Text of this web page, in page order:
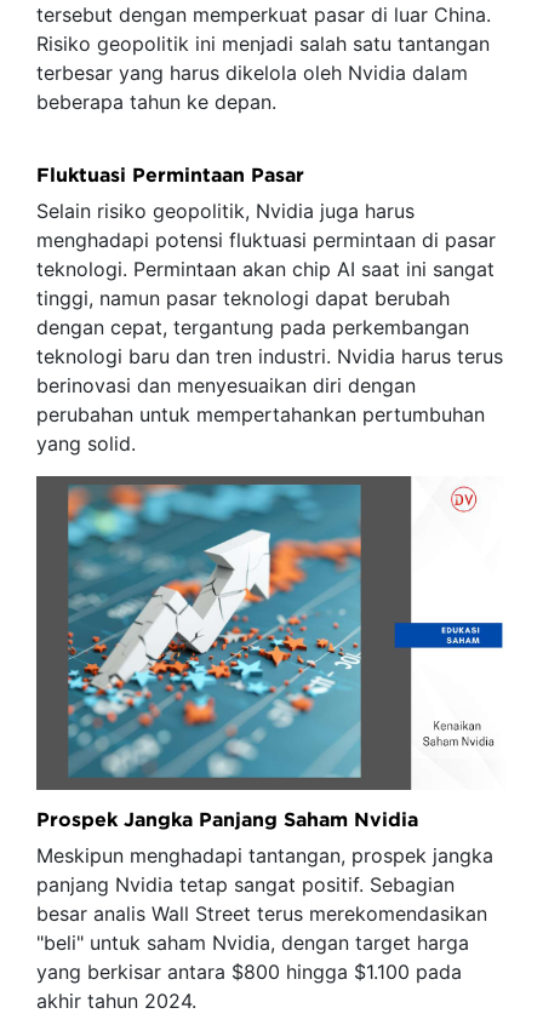
tersebut dengan memperkuat pasar di luar China.
Risiko geopolitik ini menjadi salah satu tantangan
terbesar yang harus dikelola oleh Nvidia dalam
beberapa tahun ke depan.
Fluktuasi Permintaan Pasar
Selain risiko geopolitik, Nvidia juga harus
menghadapi potensi fluktuasi permintaan di pasar
teknologi. Permintaan akan chip AI saat ini sangat
tinggi, namun pasar teknologi dapat berubah
dengan cepat, tergantung pada perkembangan
teknologi baru dan tren industri. Nvidia harus terus
berinovasi dan menyesuaikan diri dengan
perubahan untuk mempertahankan pertumbuhan
yang solid.
Prospek Jangka Panjang Saham Nvidia
Meskipun menghadapi tantangan, prospek jangka
panjang Nvidia tetap sangat positif. Sebagian
besar analis Wall Street terus merekomendasikan
"beli" untuk saham Nvidia, dengan target harga
yang berkisar antara $800 hingga $1.100 pada
akhir tahun 2024.